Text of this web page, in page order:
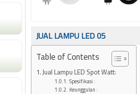
JUAL LAMPU LED 05
Table of Contents
Jual Lampu LED Spot Watt:
Spesifikasi :
Keunggulan :